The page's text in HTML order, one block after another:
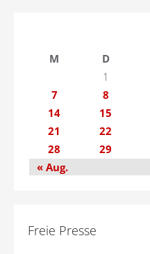
M D
1
7
8
14
15
21
22
28
29
« Aug.
Freie Presse